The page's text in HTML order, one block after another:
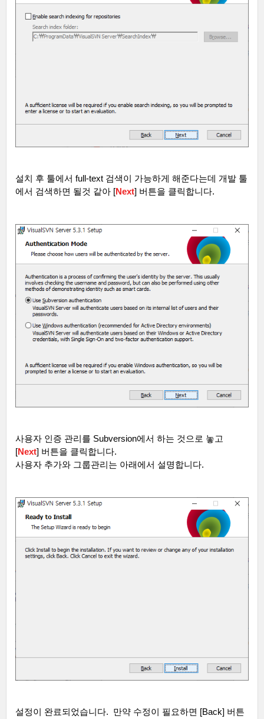
설치 후 툴에서 full-text 검색이 가능하게 해준다는데 개발 툴
에서 검색하면 될것 같아 [Next] 버튼을 클릭합니다.
사용자 인증 관리를 Subversion에서 하는 것으로 놓고
[Next] 버튼을 클릭합니다.
사용자 추가와 그룹관리는 아래에서 설명합니다.
설정이 완료되었습니다. 만약 수정이 필요하면 [Back] 버튼